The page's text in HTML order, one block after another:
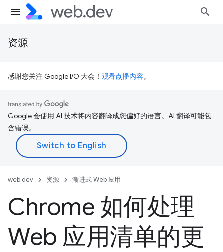
资源
感谢您关注 Google I/O 大会！ 观看点播内容。
Google 会使用 AI 技术将内容翻译成您偏好的语言。AI 翻译可能包
含错误。
web.dev 资源 渐进式 Web 应用
Chrome 如何处理
Web 应用清单的更